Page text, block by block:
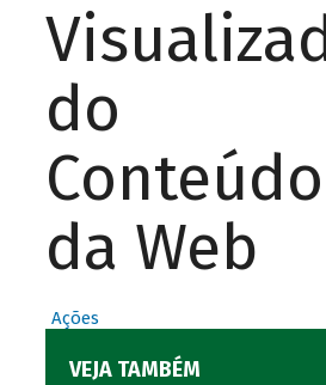
do
Conteúdo
da Web
Ações
VEJA TAMBÉM